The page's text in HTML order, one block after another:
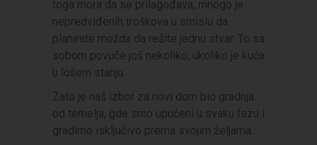
toga mora da se prilagođava, mnogo je
nepredviđenih troškova u smislu da
planirate možda da rešite jednu stvar. To sa
sobom povuče još nekoliko, ukoliko je kuća
u lošem stanju.
Zato je naš izbor za novi dom bio gradnja
od temelja, gde smo upućeni u svaku fazu i
gradimo isključivo prema svojim željama.